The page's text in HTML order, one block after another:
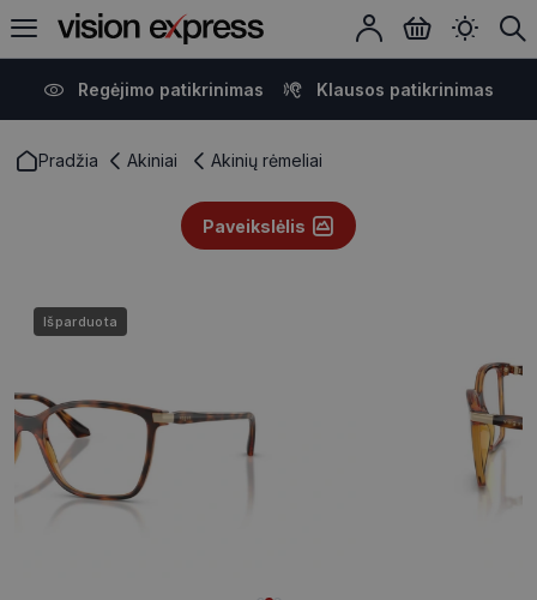
Regėjimo patikrinimas Klausos patikrinimas
Pradžia Akiniai Akinių rėmeliai
Paveikslėlis
Išparduota